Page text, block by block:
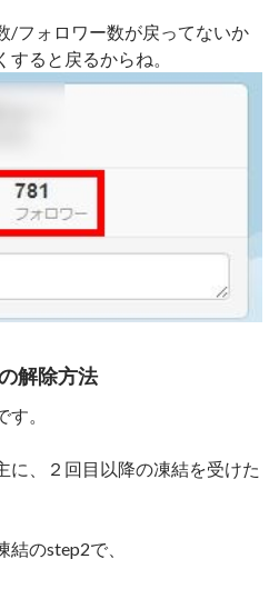
/フォロワー数が戻ってないか
ると戻るからね。
解除方法
。
に、２回目以降の凍結を受けた
のstep2で、